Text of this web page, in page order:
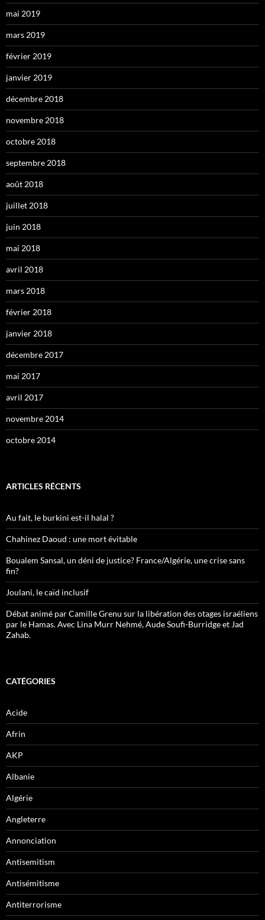
mai 2019
mars 2019
février 2019
janvier 2019
décembre 2018
novembre 2018
octobre 2018
septembre 2018
août 2018
juillet 2018
juin 2018
mai 2018
avril 2018
mars 2018
février 2018
janvier 2018
décembre 2017
mai 2017
avril 2017
novembre 2014
octobre 2014
ARTICLES RÉCENTS
Au fait, le burkini est-il halal ?
Chahinez Daoud : une mort évitable
Boualem Sansal, un déni de justice? France/Algérie, une crise sans
fin?
Joulani, le caïd inclusif
Débat animé par Camille Grenu sur la libération des otages israéliens
par le Hamas. Avec Lina Murr Nehmé, Aude Soufi-Burridge et Jad
Zahab.
CATÉGORIES
Acide
Afrin
AKP
Albanie
Algérie
Angleterre
Annonciation
Antisemitism
Antisémitisme
Antiterrorisme